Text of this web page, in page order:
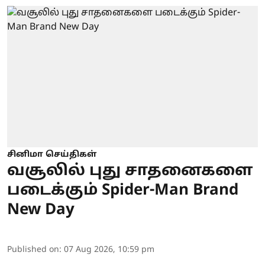
சினிமா செய்திகள்
வசூலில் புது சாதனைகளை
படைக்கும் Spider-Man Brand
New Day
Published on: 07 Aug 2026, 10:59 pm